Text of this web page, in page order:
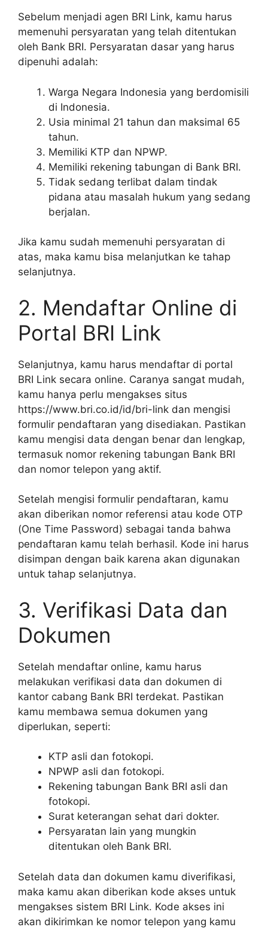
Sebelum menjadi agen BRI Link, kamu harus
memenuhi persyaratan yang telah ditentukan
oleh Bank BRI. Persyaratan dasar yang harus
dipenuhi adalah:
Warga Negara Indonesia yang berdomisili
di Indonesia.
Usia minimal 21 tahun dan maksimal 65
tahun.
Memiliki KTP dan NPWP.
Memiliki rekening tabungan di Bank BRI.
Tidak sedang terlibat dalam tindak
pidana atau masalah hukum yang sedang
berjalan.
Jika kamu sudah memenuhi persyaratan di
atas, maka kamu bisa melanjutkan ke tahap
selanjutnya.
2. Mendaftar Online di
Portal BRI Link
Selanjutnya, kamu harus mendaftar di portal
BRI Link secara online. Caranya sangat mudah,
kamu hanya perlu mengakses situs
https://www.bri.co.id/id/bri-link dan mengisi
formulir pendaftaran yang disediakan. Pastikan
kamu mengisi data dengan benar dan lengkap,
termasuk nomor rekening tabungan Bank BRI
dan nomor telepon yang aktif.
Setelah mengisi formulir pendaftaran, kamu
akan diberikan nomor referensi atau kode OTP
(One Time Password) sebagai tanda bahwa
pendaftaran kamu telah berhasil. Kode ini harus
disimpan dengan baik karena akan digunakan
untuk tahap selanjutnya.
3. Verifikasi Data dan
Dokumen
Setelah mendaftar online, kamu harus
melakukan verifikasi data dan dokumen di
kantor cabang Bank BRI terdekat. Pastikan
kamu membawa semua dokumen yang
diperlukan, seperti:
KTP asli dan fotokopi.
NPWP asli dan fotokopi.
Rekening tabungan Bank BRI asli dan
fotokopi.
Surat keterangan sehat dari dokter.
Persyaratan lain yang mungkin
ditentukan oleh Bank BRI.
Setelah data dan dokumen kamu diverifikasi,
maka kamu akan diberikan kode akses untuk
mengakses sistem BRI Link. Kode akses ini
akan dikirimkan ke nomor telepon yang kamu